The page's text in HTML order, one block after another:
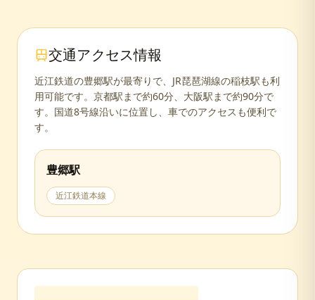
交通アクセス情報
近江鉄道の豊郷駅が最寄りで、JR琵琶湖線の稲枝駅も利
用可能です。京都駅まで約60分、大阪駅まで約90分で
す。国道8号線沿いに位置し、車でのアクセスも便利で
す。
豊郷駅
近江鉄道本線